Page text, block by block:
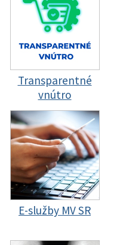
Transparentné
vnútro
E-služby MV SR